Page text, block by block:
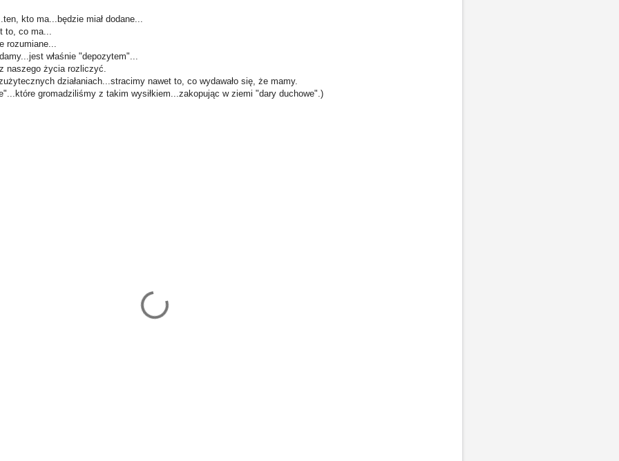
kto ma...będzie miał dodane...
co ma...
rozumiane...
właśnie "depozytem"...
naszego życia rozliczyć.
działaniach...stracimy nawet to, co wydawało się, że mamy.
gromadziliśmy z takim wysiłkiem...zakopując w ziemi "dary duchowe".)